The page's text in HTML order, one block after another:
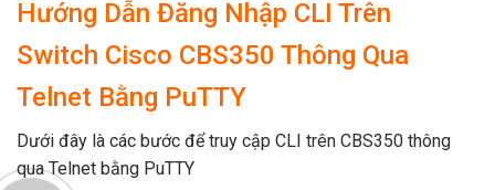
Hướng Dẫn Đăng Nhập CLI Trên
Switch Cisco CBS350 Thông Qua
Telnet Bằng PuTTY
Dưới đây là các bước để truy cập CLI trên CBS350 thông
qua Telnet bằng PuTTY